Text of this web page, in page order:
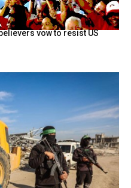
vow to resist US